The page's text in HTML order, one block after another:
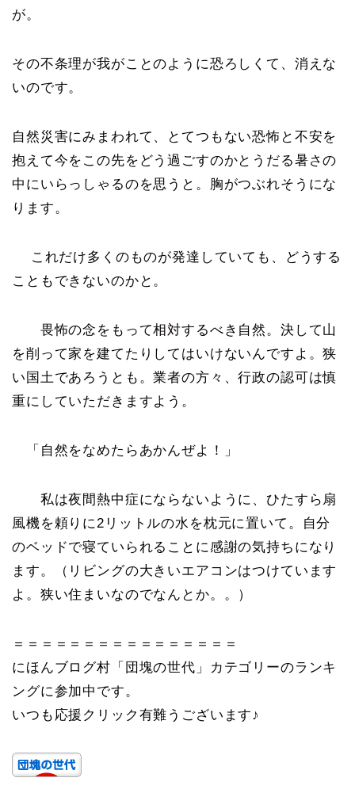
が。
その不条理が我がことのように恐ろしくて、消えな
いのです。
自然災害にみまわれて、とてつもない恐怖と不安を
抱えて今をこの先をどう過ごすのかとうだる暑さの
中にいらっしゃるのを思うと。胸がつぶれそうにな
ります。
これだけ多くのものが発達していても、どうする
こともできないのかと。
畏怖の念をもって相対するべき自然。決して山
を削って家を建てたりしてはいけないんですよ。狭
い国土であろうとも。業者の方々、行政の認可は慎
重にしていただきますよう。
「自然をなめたらあかんぜよ！」
私は夜間熱中症にならないように、ひたすら扇
風機を頼りに2リットルの水を枕元に置いて。自分
のベッドで寝ていられることに感謝の気持ちになり
ます。（リビングの大きいエアコンはつけています
よ。狭い住まいなのでなんとか。。）
＝＝＝＝＝＝＝＝＝＝＝＝＝＝＝＝
にほんブログ村「団塊の世代」カテゴリーのランキ
ングに参加中です。
いつも応援クリック有難うございます♪